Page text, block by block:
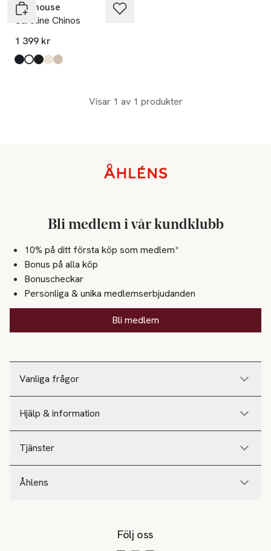
Newhouse
Caroline Chinos
1 399 kr
Produkten finns i färgerna:
marinblå,
vit,
svart,
beige,
american khaki
Visar 1 av 1 produkter
Vanliga frågor
Hjälp & information
Tjänster
Åhlens
Bli medlem i vår kundklubb
10% på ditt första köp som medlem*
Bonus på alla köp
Bonuscheckar
Personliga & unika medlemserbjudanden
Bli medlem
Följ oss